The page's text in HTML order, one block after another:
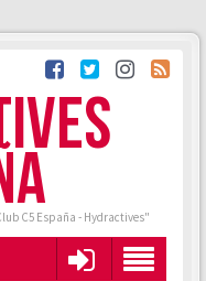
C5 España - Hydractives"